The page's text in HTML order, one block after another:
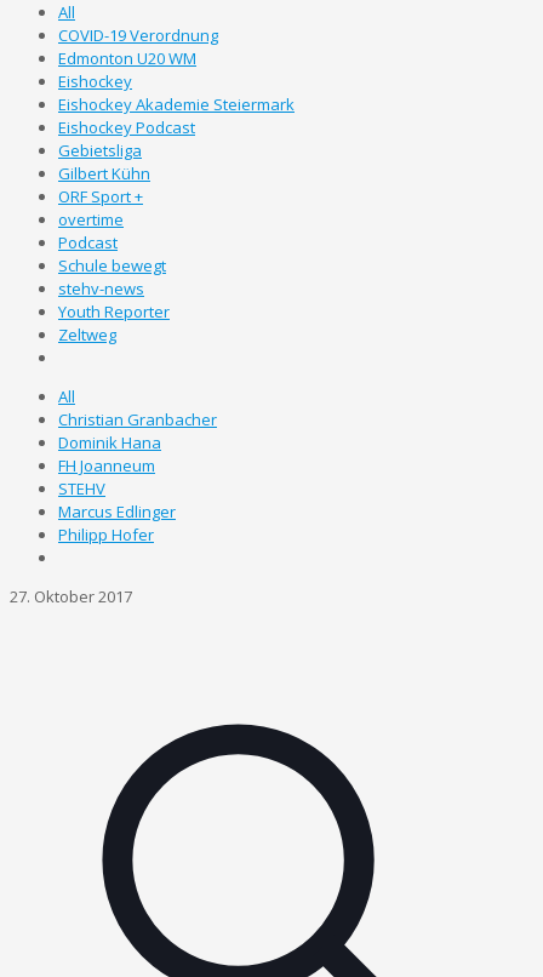
All
COVID-19 Verordnung
Edmonton U20 WM
Eishockey
Eishockey Akademie Steiermark
Eishockey Podcast
Gebietsliga
Gilbert Kühn
ORF Sport +
overtime
Podcast
Schule bewegt
stehv-news
Youth Reporter
Zeltweg
All
Christian Granbacher
Dominik Hana
FH Joanneum
STEHV
Marcus Edlinger
Philipp Hofer
27. Oktober 2017